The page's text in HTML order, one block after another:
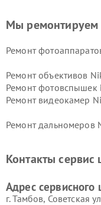
Мы ремонтируем
Ремонт
Ремонт объективов
Ремонт фотовспышек
Ремонт видеокамер
Ремонт дальномеров
Контакты сервис
Адрес сервисного
г. Тамбов, Советская